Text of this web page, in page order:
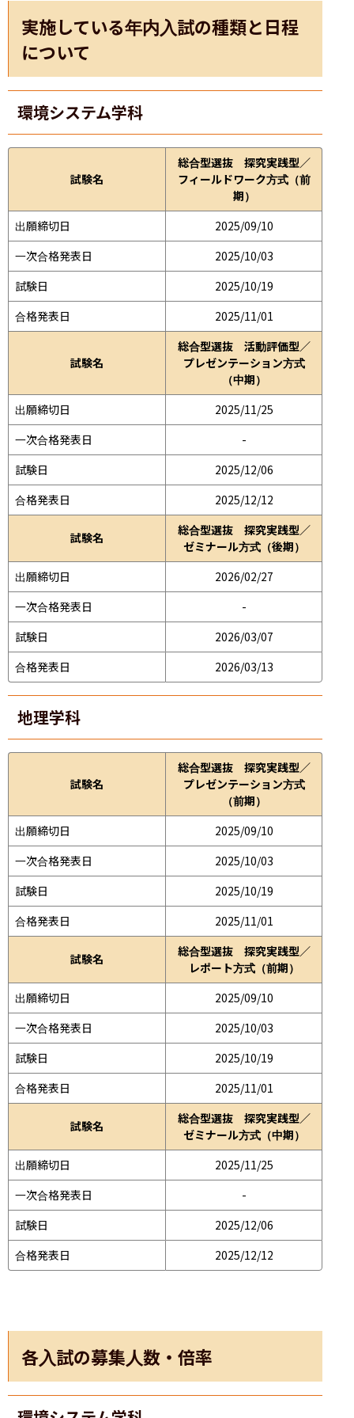
実施している年内入試の種類と日程
について
環境システム学科
試験名
総合型選抜 探究実践型／
フィールドワーク方式（前
期）
出願締切日
2025/09/10
一次合格発表日
2025/10/03
試験日
2025/10/19
合格発表日
2025/11/01
試験名
総合型選抜 活動評価型／
プレゼンテーション方式
（中期）
出願締切日
2025/11/25
一次合格発表日
-
試験日
2025/12/06
合格発表日
2025/12/12
試験名
総合型選抜 探究実践型／
ゼミナール方式（後期）
出願締切日
2026/02/27
一次合格発表日
-
試験日
2026/03/07
合格発表日
2026/03/13
地理学科
試験名
総合型選抜 探究実践型／
プレゼンテーション方式
（前期）
出願締切日
2025/09/10
一次合格発表日
2025/10/03
試験日
2025/10/19
合格発表日
2025/11/01
試験名
総合型選抜 探究実践型／
レポート方式（前期）
出願締切日
2025/09/10
一次合格発表日
2025/10/03
試験日
2025/10/19
合格発表日
2025/11/01
試験名
総合型選抜 探究実践型／
ゼミナール方式（中期）
出願締切日
2025/11/25
一次合格発表日
-
試験日
2025/12/06
合格発表日
2025/12/12
各入試の募集人数・倍率